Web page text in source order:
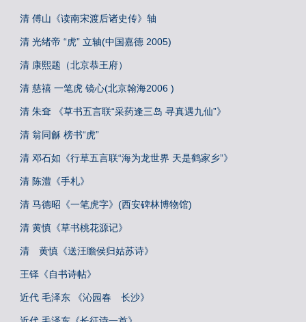
清 傅山《读南宋渡后诸史传》轴
清 光绪帝 “虎” 立轴(中国嘉德 2005)
清 康熙题（北京恭王府）
清 慈禧 一笔虎 镜心(北京翰海2006 )
清 朱耷 《草书五言联“采药逢三岛 寻真遇九仙”》
清 翁同龢 榜书“虎”
清 邓石如《行草五言联“海为龙世界 天是鹤家乡”》
清 陈澧《手札》
清 马德昭《一笔虎字》(西安碑林博物馆)
清 黄慎《草书桃花源记》
清 黄慎《送汪瞻侯归姑苏诗》
王铎《自书诗帖》
近代 毛泽东 《沁园春 长沙》